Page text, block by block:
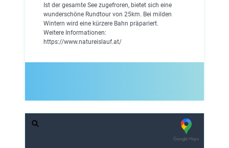
Ist der gesamte See zugefroren, bietet sich eine
wunderschöne Rundtour von 25km. Bei milden
Wintern wird eine kürzere Bahn präpariert.
Weitere Informationen:
https://www.natureislauf.at/